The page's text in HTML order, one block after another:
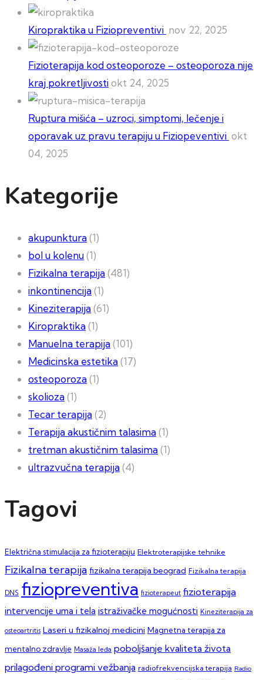
Kiropraktika u Fiziopreventivi nov 22, 2025
Fizioterapija kod osteoporoze – osteoporoza nije
kraj pokretljivostiokt 24, 2025
Ruptura mišića – uzroci, simptomi, lečenje i
oporavak uz pravu terapiju u Fiziopeventivi okt
04, 2025
Kategorije
akupunktura(1)
bol u kolenu(1)
Fizikalna terapija(481)
inkontinencija(1)
Kineziterapija(61)
Kiropraktika(1)
Manuelna terapija(101)
Medicinska estetika(17)
osteoporoza(1)
skolioza(1)
Tecar terapija(2)
Terapija akustičnim talasima(1)
tretman akustičnim talasima(1)
ultrazvučna terapija(4)
Tagovi
Električna stimulacija za fizioterapiju Elektroterapijske tehnike
Fizikalna terapija fizikalna terapija beograd Fizikalna terapija
DNS fiziopreventiva fizioterapeut fizioterapija
intervencije uma i tela istraživačke mogućnosti Kineziterapija za
osteoartritis Laseri u fizikalnoj medicini Magnetna terapija za
mentalno zdravlje Masaža leđa poboljšanje kvaliteta života
prilagođeni programi vežbanja radiofrekvencijska terapija Radio